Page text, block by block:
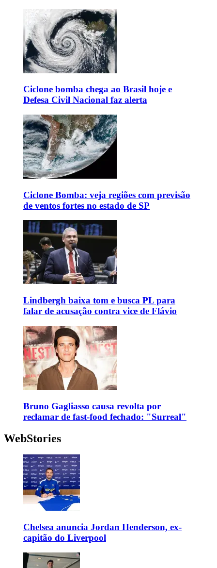
Ciclone bomba chega ao Brasil hoje e
Defesa Civil Nacional faz alerta
Ciclone Bomba: veja regiões com previsão
de ventos fortes no estado de SP
Lindbergh baixa tom e busca PL para
falar de acusação contra vice de Flávio
Bruno Gagliasso causa revolta por
reclamar de fast-food fechado: "Surreal"
WebStories
Chelsea anuncia Jordan Henderson, ex-
capitão do Liverpool